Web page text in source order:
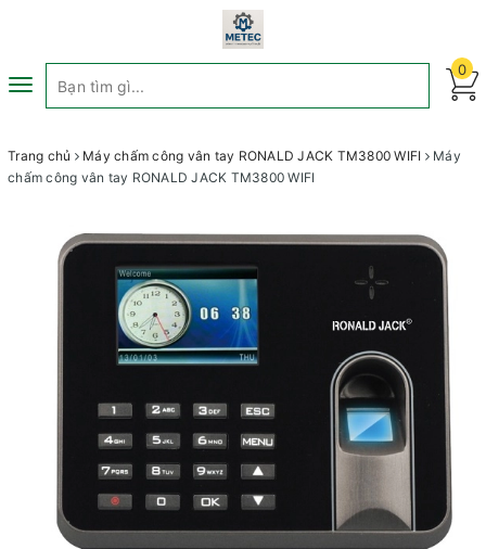
Toggle
navigation
0
Trang chủ Máy chấm công vân tay RONALD JACK TM3800 WIFI
Máy
chấm công vân tay RONALD JACK TM3800 WIFI